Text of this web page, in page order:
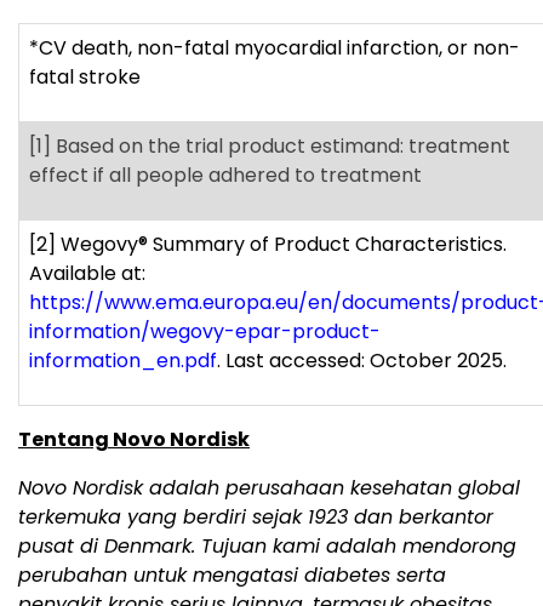
*CV death, non-fatal myocardial infarction, or non-
fatal stroke
[1] Based on the trial product estimand: treatment
effect if all people adhered to treatment
[2] Wegovy®Summary of Product Characteristics.
Available at:
https://www.ema.europa.eu/en/documents/
information/wegovy-epar-product-
information_en.pdf. Last accessed: October 2025.
Tentang Novo Nordisk
Novo Nordisk adalah perusahaan kesehatan global
terkemuka yang berdiri sejak 1923 dan berkantor
pusat di Denmark. Tujuan kami adalah mendorong
perubahan untuk mengatasi diabetes serta